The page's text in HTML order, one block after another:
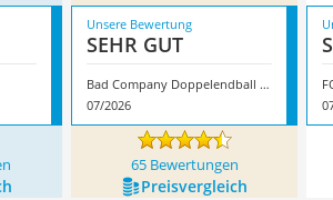
Unsere Bewertung
SEHR GUT
Bad Company Doppelendball aus Leder
07/2026
65 Bewertungen
Preis­vergleich